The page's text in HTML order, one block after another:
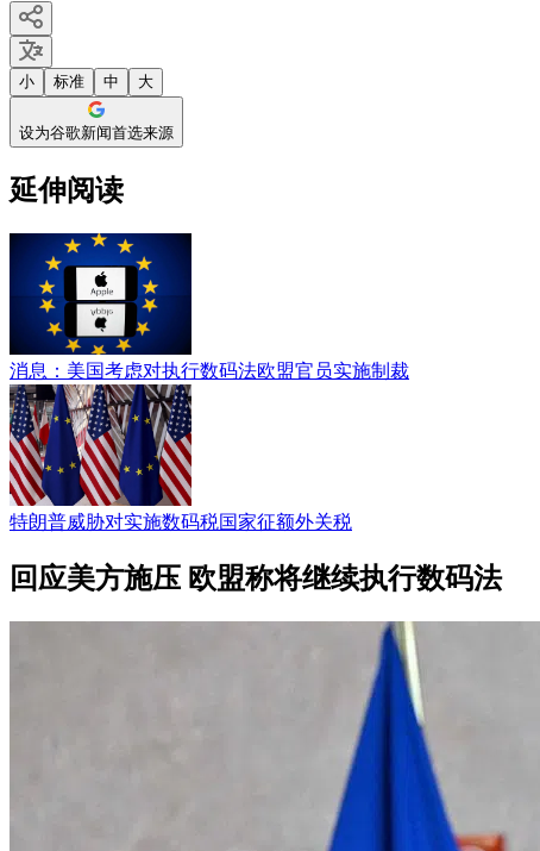
小 标准 中 大
设为谷歌新闻首选来源
延伸阅读
消息：美国考虑对执行数码法欧盟官员实施制裁
特朗普威胁对实施数码税国家征额外关税
回应美方施压 欧盟称将继续执行数码法